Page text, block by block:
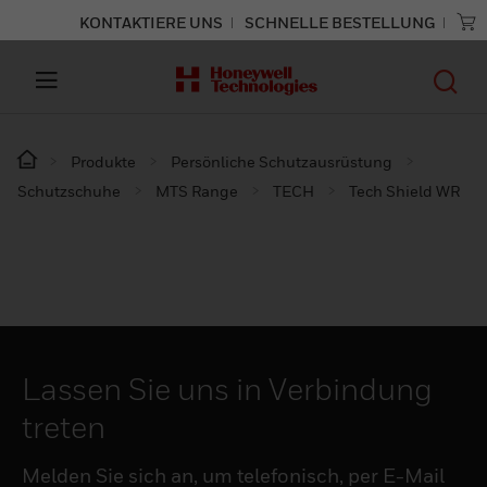
KONTAKTIERE UNS SCHNELLE BESTELLUNG
Produkte
Persönliche Schutzausrüstung
Schutzschuhe
MTS Range TECH Tech Shield WR
Lassen Sie uns in Verbindung
treten
Melden Sie sich an, um telefonisch, per E-Mail